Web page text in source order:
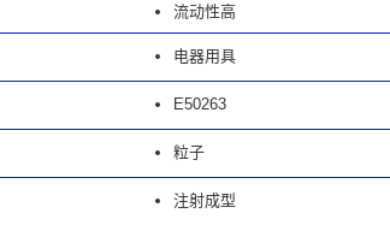
流动性高
电器用具
E50263
粒子
注射成型